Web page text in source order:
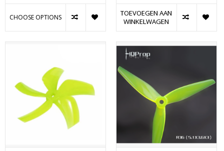
CHOOSE OPTIONS
TOEVOEGEN AAN
WINKELWAGEN